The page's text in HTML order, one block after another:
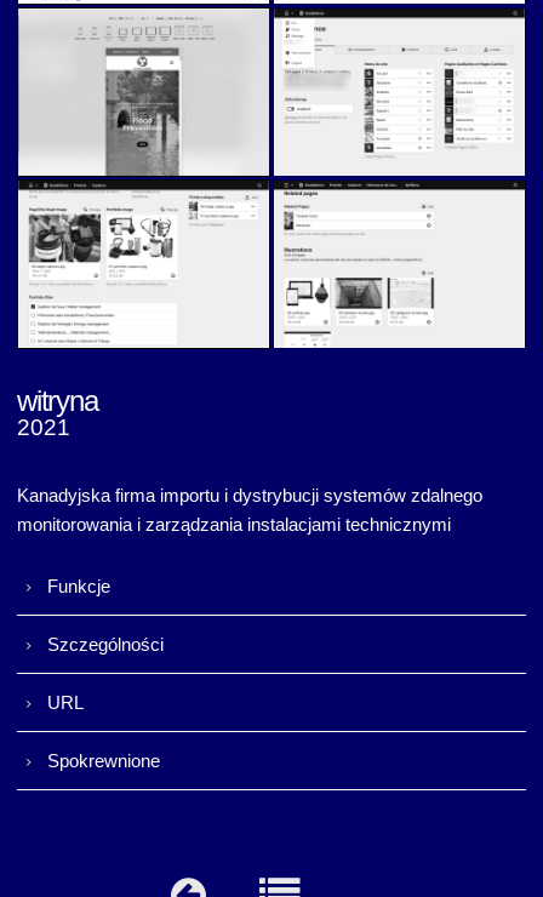
Scadalliance (v5)
witryna
2021
Kanadyjska firma importu i dystrybucji systemów zdalnego
monitorowania i zarządzania instalacjami technicznymi
Funkcje
Szczególności
URL
Spokrewnione